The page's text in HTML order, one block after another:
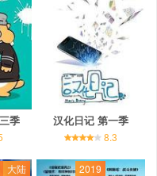
季 汉化日记 第一季
8.3
大陆
2019